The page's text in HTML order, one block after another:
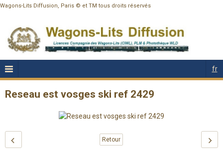
Wagons-Lits Diffusion, Paris © et TM tous droits réservés
fr
Reseau est vosges ski ref 2429
Retour